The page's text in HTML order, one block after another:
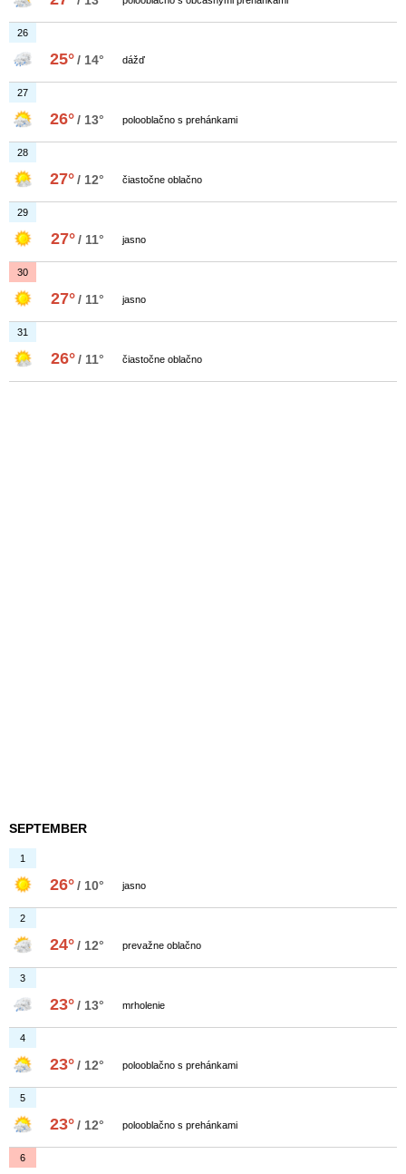
26
25°/ 14° dážď
27
26°/ 13° polooblačno s prehánkami
28
27°/ 12° čiastočne oblačno
29
27° / 11° jasno
30
27° / 11° jasno
31
26° / 11° čiastočne oblačno
SEPTEMBER
1
26°/ 10° jasno
2
24°/ 12° prevažne oblačno
3
23°/ 13° mrholenie
4
23°/ 12° polooblačno s prehánkami
5
23°/ 12° polooblačno s prehánkami
6